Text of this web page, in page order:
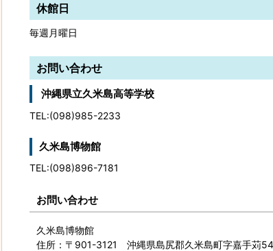
休館日
毎週月曜日
お問い合わせ
沖縄県立久米島高等学校
TEL:(098)985-2233
久米島博物館
TEL:(098)896-7181
お問い合わせ
久米島博物館
住所 ：〒901-3121 沖縄県島尻郡久米島町字嘉手苅